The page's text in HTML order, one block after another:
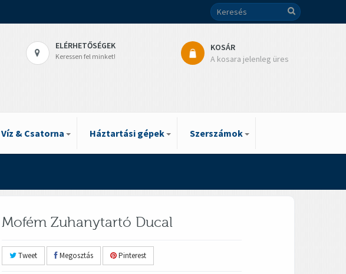
ELÉRHETŐSÉGEK
Keressen fel minket!
KOSÁR
A kosara jelenleg üres
Víz & Csatorna Háztartási gépek Szerszámok
Mofém Zuhanytartó Ducal
Tweet Megosztás Pinterest